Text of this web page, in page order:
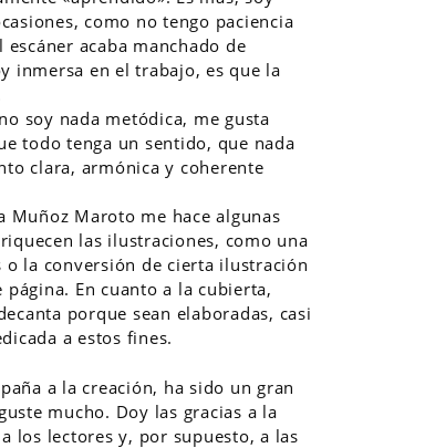
como no tengo paciencia
acaba manchado de
inmersa en el trabajo, es que la
soy nada metódica, me gusta
todo tenga un sentido, que nada
clara, armónica y coherente
Muñoz Maroto me hace algunas
las ilustraciones, como una
la conversión de cierta ilustración
En cuanto a la cubierta,
porque sean elaboradas, casi
a estos fines.
a la creación, ha sido un gran
mucho. Doy las gracias a la
los lectores y, por supuesto, a las